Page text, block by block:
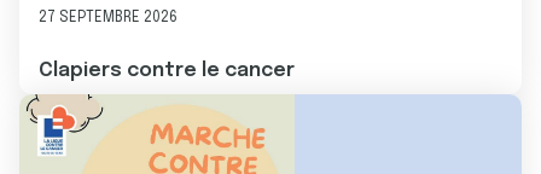
27 SEPTEMBRE 2026
Clapiers contre le cancer
Image